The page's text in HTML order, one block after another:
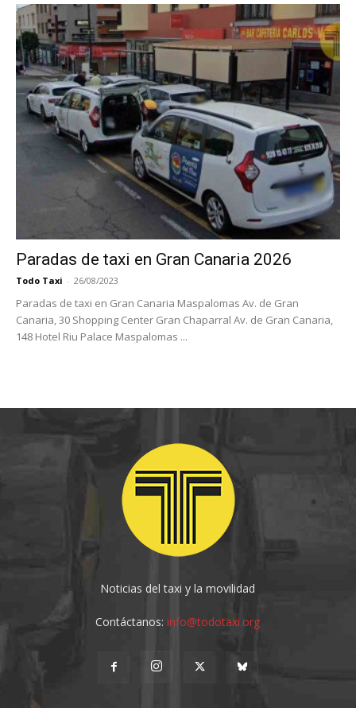
Paradas de taxi en Gran Canaria 2026
Todo Taxi - 26/08/2023
Paradas de taxi en Gran Canaria Maspalomas Av. de Gran
Canaria, 30 Shopping Center Gran Chaparral Av. de Gran Canaria,
148 Hotel Riu Palace Maspalomas ...
Noticias del taxi y la movilidad
Contáctanos:info@todotaxi.org